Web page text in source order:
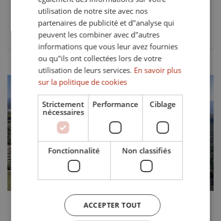
Suivant
TS-03501P
utilisation de notre site avec nos
partenaires de publicité et d"analyse qui
peuvent les combiner avec d"autres
informations que vous leur avez fournies
ou qu"ils ont collectées lors de votre
utilisation de leurs services. En savoir plus
sur la politique de cookies
Strictement
nécessaires
Performance Ciblage
Fonctionnalité Non classifiés
ACCEPTER TOUT